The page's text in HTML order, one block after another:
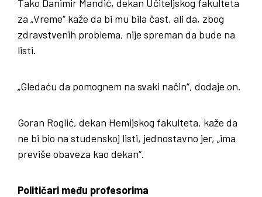
Tako Danimir Mandić, dekan Učiteljskog fakulteta
za „Vreme“ kaže da bi mu bila čast, ali da, zbog
zdravstvenih problema, nije spreman da bude na
listi.
„Gledaću da pomognem na svaki način“, dodaje on.
Goran Roglić, dekan Hemijskog fakulteta, kaže da
ne bi bio na studenskoj listi, jednostavno jer, „ima
previše obaveza kao dekan“.
Političari među profesorima